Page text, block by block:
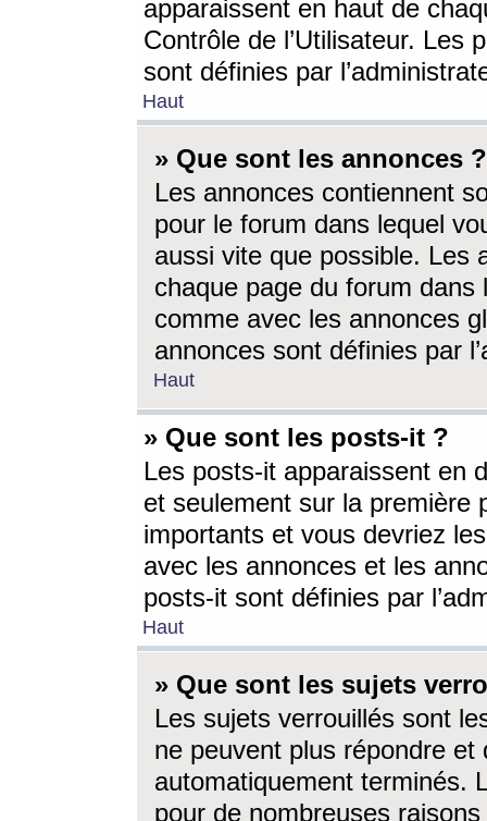
apparaissent en haut de
Contrôle de l’Utilisateur. Les
sont définies par
Haut
» Que sont les annonces ?
Les annonces contiennent
pour le forum dans lequel
aussi vite que possible. Les
chaque page du forum dans
comme avec les annonces
annonces sont définies par
Haut
» Que sont les posts-it ?
Les posts-it apparaissent en
et seulement sur la première
importants et vous devriez
avec les annonces et les
posts-it sont définies par
Haut
» Que sont les sujets
Les sujets verrouillés sont
ne peuvent plus répondre
automatiquement terminés.
pour de nombreuses